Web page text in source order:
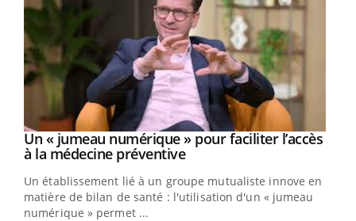
Youtube
Un « jumeau numérique » pour faciliter l’accès
à la médecine préventiveYoutube
Un établissement lié à un groupe mutualiste innove en
matière de bilan de santé : l'utilisation d'un « jumeau
numérique » permet ...